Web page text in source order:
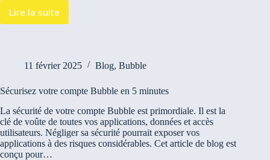
Lire la suite
11 février 2025 Blog, Bubble
Sécurisez votre compte Bubble en 5 minutes
La sécurité de votre compte Bubble est primordiale. Il est la
clé de voûte de toutes vos applications, données et accès
utilisateurs. Négliger sa sécurité pourrait exposer vos
applications à des risques considérables. Cet article de blog est
conçu pour…